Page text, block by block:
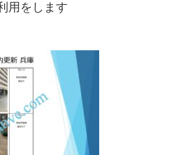
用をします